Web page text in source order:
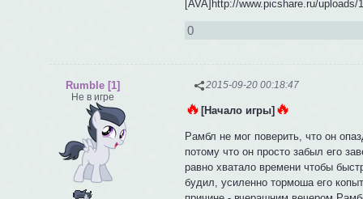
[AVA]http://www.picshare.ru/
0
2015-09-20 00:18:47
Rumble [1]
Не в игре
🔥[Начало игры] 🔥
Рамбл не мог поверить, что он
потому что он просто забыл его
равно хватало времени чтобы
будил, усиленно тормоша его